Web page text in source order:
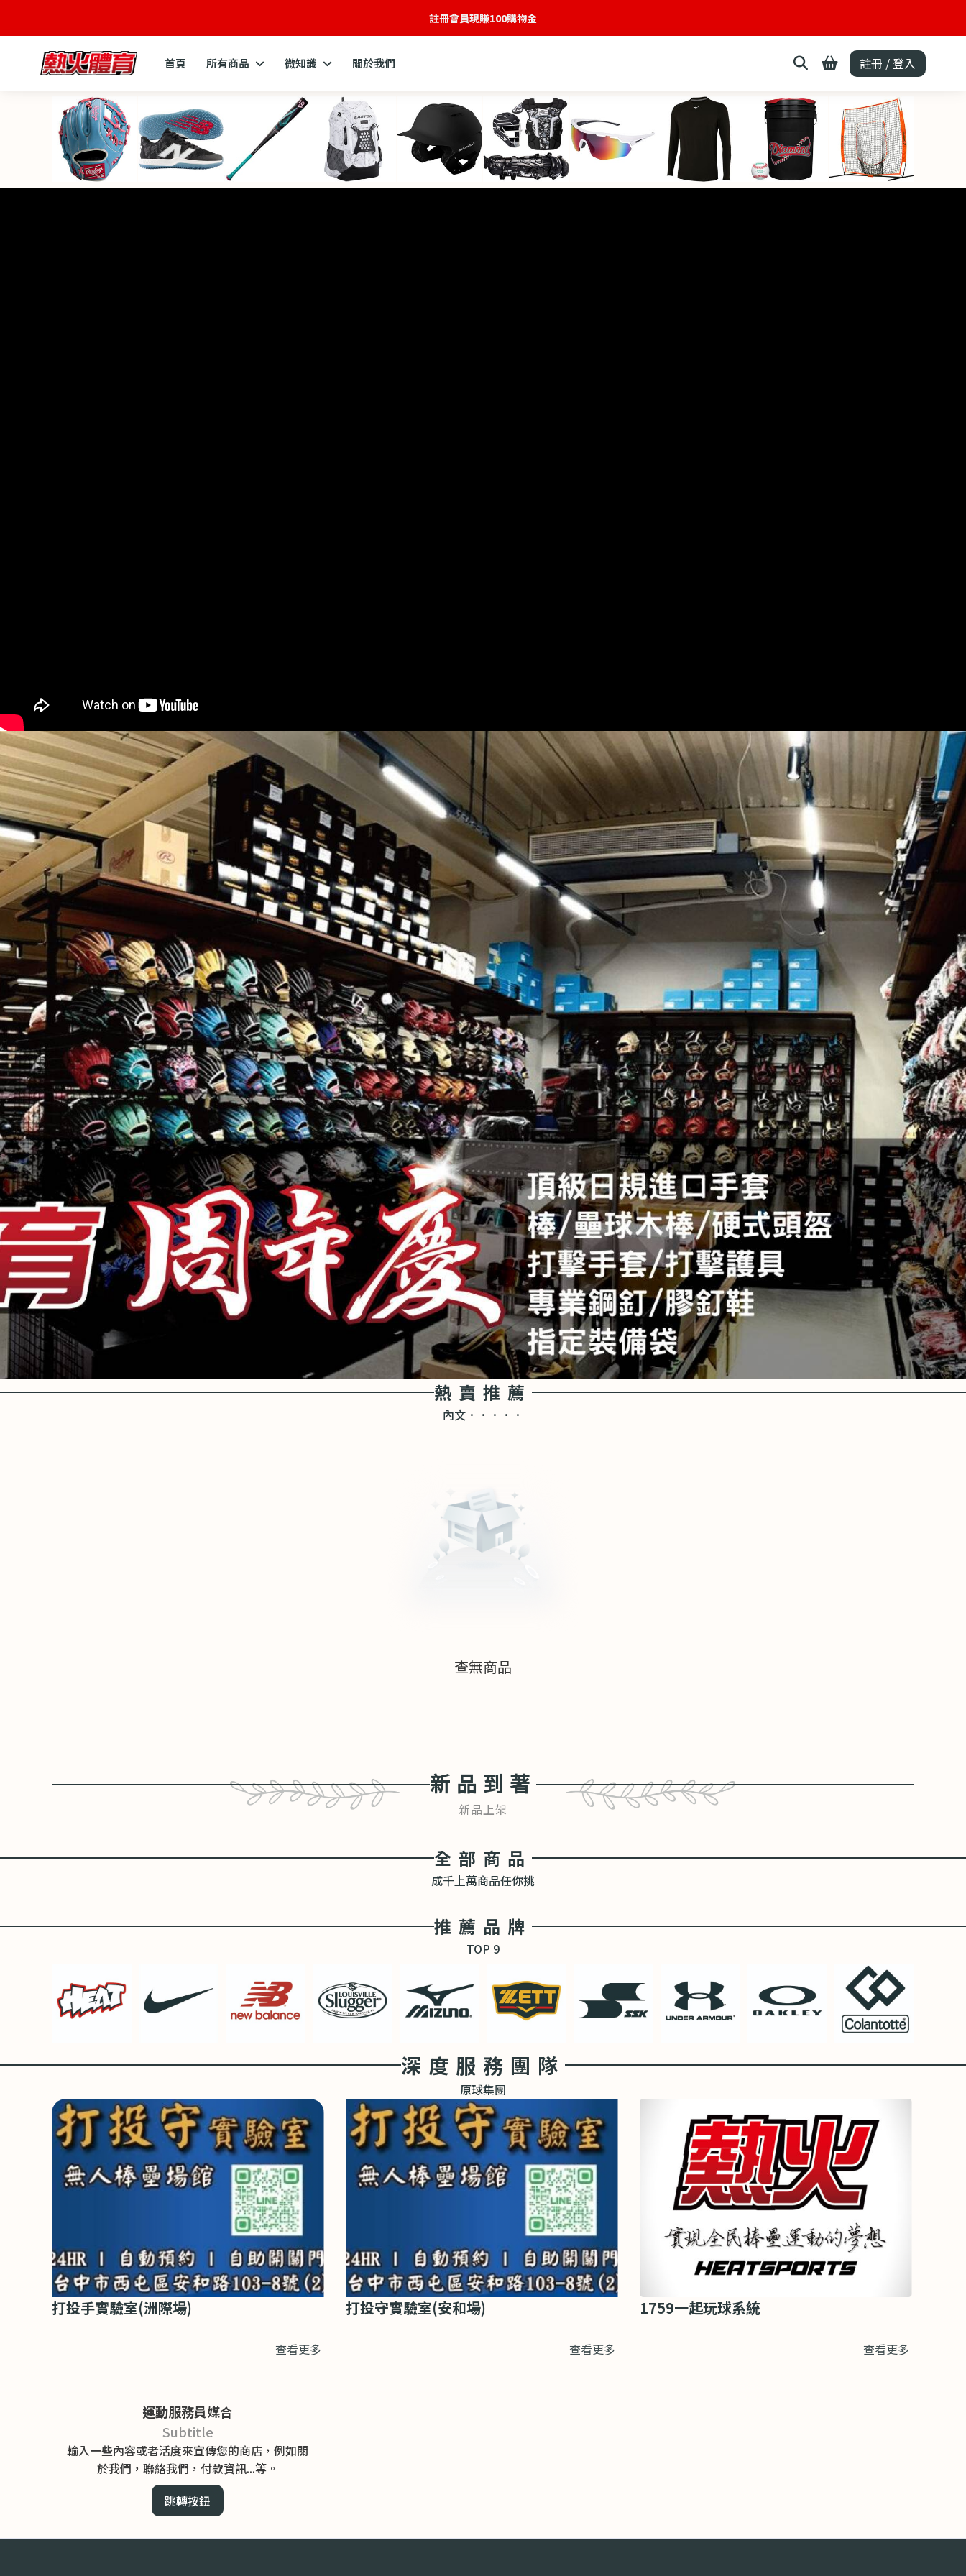
全新網站建構中
首頁 所有商品 微知識 關於我們 註冊 / 登入
熱賣推薦
內文．．．．．
查無商品
新品到著
新品上架
全部商品
成千上萬商品任你挑
推薦品牌
TOP 9
深度服務團隊
原球集團
打投手實驗室(洲際場)
查看更多
打投守實驗室(安和場)
查看更多
1759一起玩球系統
查看更多
運動服務員媒合
Subtitle
輸入一些內容或者活度來宣傳您的商店，例如關
於我們，聯絡我們，付款資訊...等。
跳轉按鈕